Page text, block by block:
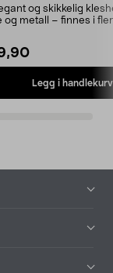
og skikkelig
og metall – finnes i
Legg i handlekurv